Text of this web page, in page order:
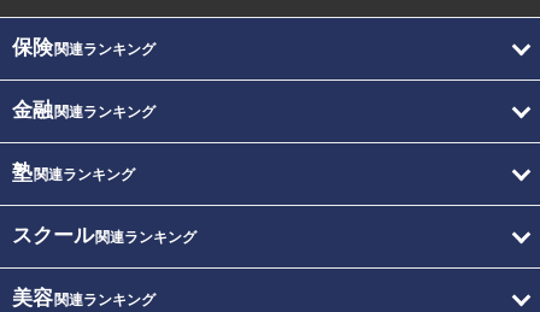
保険関連ランキング
金融関連ランキング
塾関連ランキング
スクール関連ランキング
美容関連ランキング